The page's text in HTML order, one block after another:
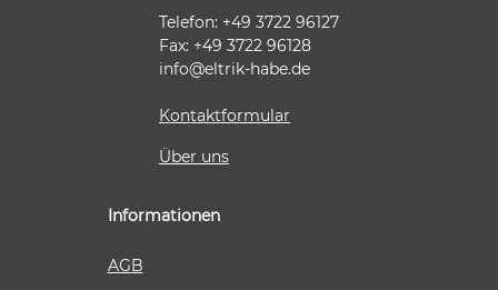
Telefon: +49 3722 96127
Fax: +49 3722 96128
info@eltrik-habe.de
Kontaktformular
Über uns
Informationen
AGB